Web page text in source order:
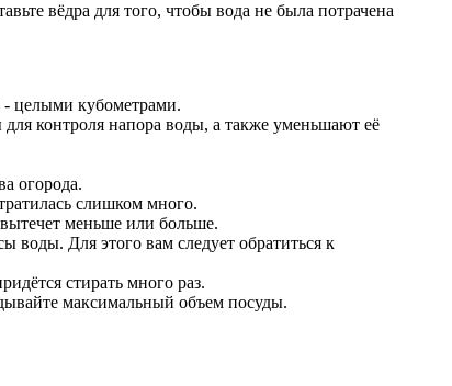
вёдра для того, чтобы вода не была потрачена
- целыми кубометрами.
контроля напора воды, а также уменьшают её
огорода.
слишком много.
меньше или больше.
воды. Для этого вам следует обратиться к
стирать много раз.
максимальный объем посуды.